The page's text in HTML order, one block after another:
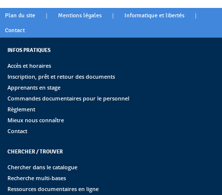
Plan du site | Mentions légales | Informatique et libertés |
Contact
INFOS PRATIQUES
Accès et horaires
Inscription, prêt et retour des documents
Apprenants en stage
Commandes documentaires pour le personnel
Règlement
Mieux nous connaître
Contact
CHERCHER / TROUVER
Chercher dans le catalogue
Recherche multi-bases
Ressources documentaires en ligne